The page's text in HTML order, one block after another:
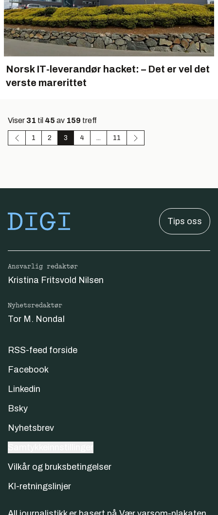
Norsk IT-leverandør hacket: – Det er vel det
verste marerittet
Viser 31 til 45 av 159 treff
1 2 3 4 ... 11
Tips oss
Ansvarlig redaktør
Kristina Fritsvold Nilsen
Nyhetsredaktør
Tor M. Nondal
RSS-feed forside
Facebook
Linkedin
Bsky
Nyhetsbrev
Vilkår og bruksbetingelser
KI-retningslinjer